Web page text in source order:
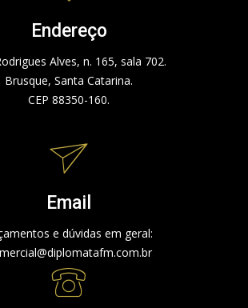
Endereço
Alves, n. 165, sala 702.
Brusque, Santa Catarina.
CEP 88350-160.
Email
e dúvidas em geral: